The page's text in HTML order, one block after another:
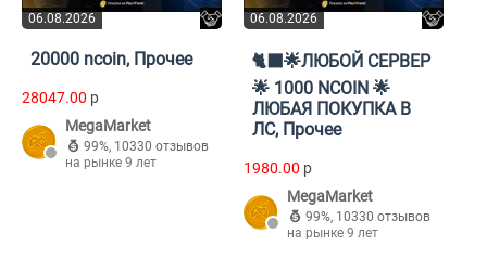
06.08.2026
20000 ncoin, Прочее
28047.00 p
MegaMarket
99%, 10330 отзывов
на рынке 9 лет
06.08.2026
🐈‍⬛🌟ЛЮБОЙ СЕРВЕР
🌟 1000 NCOIN 🌟
ЛЮБАЯ ПОКУПКА В
ЛС, Прочее
1980.00 p
MegaMarket
99%, 10330 отзывов
на рынке 9 лет